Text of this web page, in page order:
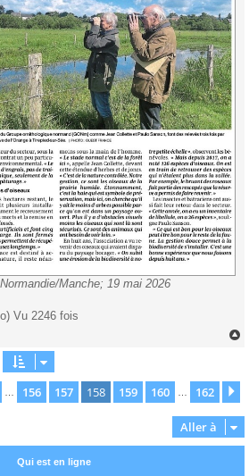
Manche; 19 mai 2026
Vu 2246 fois
sur162
156 157 158 159 160 162
Aller à
Qui est en ligne